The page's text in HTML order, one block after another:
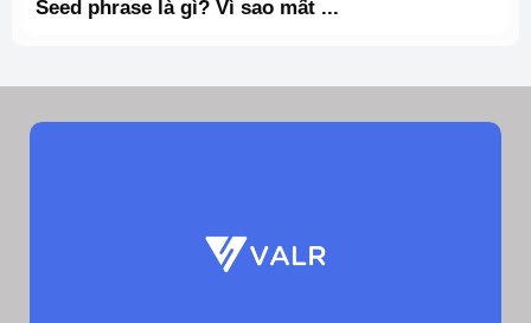
Seed phrase là gì? Vì sao mất ...